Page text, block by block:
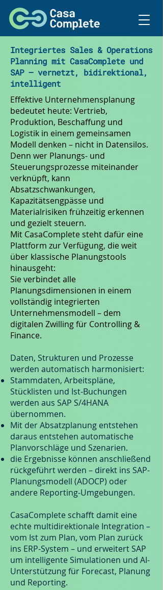
Integriertes Sales & Operations
Planning mit CasaComplete und
SAP – vernetzt, bidirektional,
intelligent
Effektive Unternehmensplanung
bedeutet heute: Vertrieb,
Produktion, Beschaffung und
Logistik in einem gemeinsamen
Modell denken – nicht in Datensilos.
Denn wer Planungs- und
Steuerungsprozesse miteinander
verknüpft, kann
Absatzschwankungen,
Kapazitätsengpässe und
Materialrisiken frühzeitig erkennen
und gezielt steuern.
Mit CasaComplete steht dafür eine
Plattform zur Verfügung, die weit
über klassische Planungstools
hinausgeht:
Sie verbindet alle
Planungsdimensionen in einem
vollständig integrierten
Unternehmensmodell – dem
digitalen Zwilling für Controlling &
Finance.
Daten, Strukturen und Prozesse
werden automatisch harmonisiert:
Stammdaten, Arbeitspläne,
Stücklisten und Ist-Buchungen
werden aus SAP S/4HANA
übernommen.
Mit der Absatzplanung entstehen
daraus entstehen automatische
Planvorschläge und Szenarien.
die Ergebnisse können anschließend
rückgeführt werden – direkt ins SAP-
Planungsmodell (ADOCP) oder
andere Reporting-Umgebungen.
CasaComplete schafft damit eine
echte multidirektionale Integration –
vom Ist zum Plan, vom Plan zurück
ins ERP-System – und erweitert SAP
um intelligente Simulationen und AI-
Unterstützung für Forecast, Planung
und Reporting.